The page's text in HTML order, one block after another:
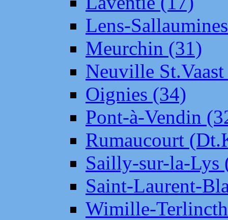
Lens-
Meurchin (31)
Neuville
Oignies (34)
Pont-à-Vendin
Rumaucourt
Sailly-sur-la-Lys
Saint-Laurent-
Wimille-